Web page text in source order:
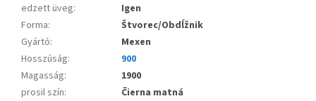
edzett üveg:
Igen
Forma:
Štvorec/Obdĺžnik
Gyártó:
Mexen
Hosszúság:
900
Magasság:
1900
prosil szín:
Čierna matná